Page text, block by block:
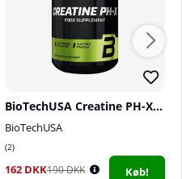
BioTechUSA Creatine PH-X, 90 caps
BioTechUSA
2
162 DKK190 DKK Køb!